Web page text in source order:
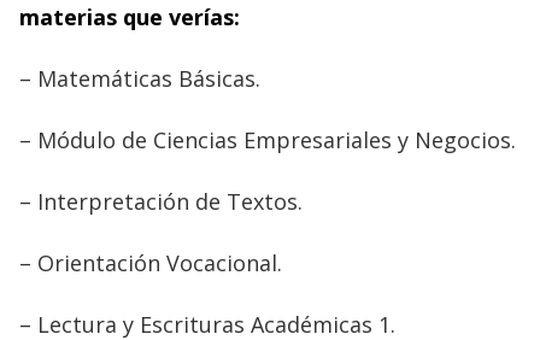
materias que verías:
– Matemáticas Básicas.
– Módulo de Ciencias Empresariales y Negocios.
– Interpretación de Textos.
– Orientación Vocacional.
– Lectura y Escrituras Académicas 1.